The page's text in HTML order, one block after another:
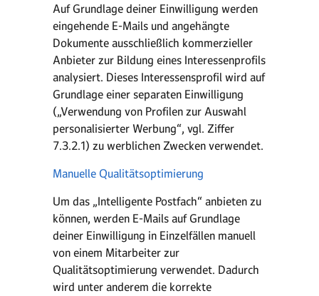
Auf Grundlage deiner Einwilligung werden
eingehende E-Mails und angehängte
Dokumente ausschließlich kommerzieller
Anbieter zur Bildung eines Interessenprofils
analysiert. Dieses Interessensprofil wird auf
Grundlage einer separaten Einwilligung
(„Verwendung von Profilen zur Auswahl
personalisierter Werbung“, vgl. Ziffer
7.3.2.1) zu werblichen Zwecken verwendet.
Manuelle Qualitätsoptimierung
Um das „Intelligente Postfach“ anbieten zu
können, werden E-Mails auf Grundlage
deiner Einwilligung in Einzelfällen manuell
von einem Mitarbeiter zur
Qualitätsoptimierung verwendet. Dadurch
wird unter anderem die korrekte